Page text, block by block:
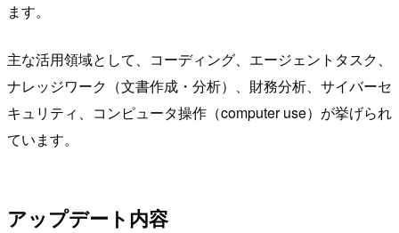
ます。
主な活用領域として、コーディング、エージェントタスク、
ナレッジワーク（文書作成・分析）、財務分析、サイバーセ
キュリティ、コンピュータ操作（computer use）が挙げられ
ています。
アップデート内容